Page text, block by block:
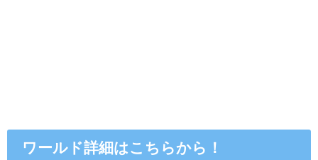
ワールド詳細はこちらから！